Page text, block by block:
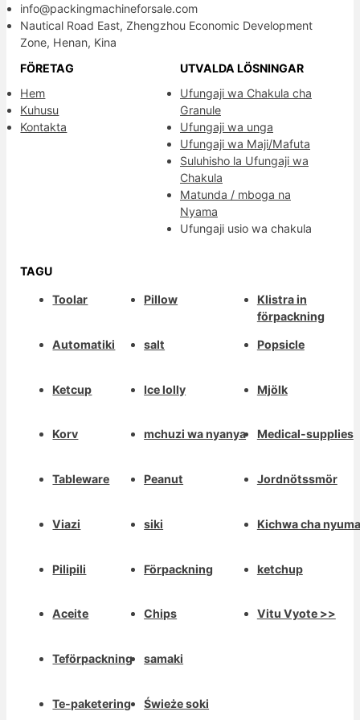
info@packingmachineforsale.com
Nautical Road East, Zhengzhou Economic Development
Zone, Henan, Kina
FÖRETAG
Hem
Kuhusu
Kontakta
UTVALDA LÖSNINGAR
Ufungaji wa Chakula cha
Granule
Ufungaji wa unga
Ufungaji wa Maji/Mafuta
Suluhisho la Ufungaji wa
Chakula
Matunda / mboga na
Nyama
Ufungaji usio wa chakula
TAGU
Toolar
Automatiki
Ketcup
Korv
Tableware
Viazi
Pilipili
Aceite
Teförpackning
Te-paketering
Pillow
salt
Ice lolly
mchuzi wa nyanya
Peanut
siki
Förpackning
Chips
samaki
Świeże soki
Klistra in
förpackning
Popsicle
Mjölk
Medical-supplies
Jordnötssmör
Kichwa cha nyuma
ketchup
Vitu Vyote >>